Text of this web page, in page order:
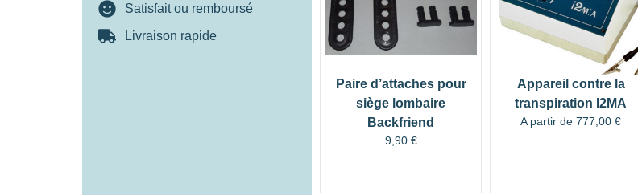
Satisfait ou remboursé
Livraison rapide
Paire d’attaches pour
siège lombaire
Backfriend
9,90 €
Appareil contre la
transpiration I2MA
A partir de777,00€